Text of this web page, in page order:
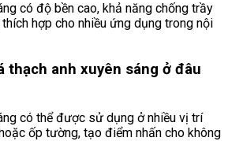
có độ bền cao, khả năng chống trầy
hợp cho nhiều ứng dụng trong nội
thạch anh xuyên sáng ở đâu
có thể được sử dụng ở nhiều vị trí
ốp tường, tạo điểm nhấn cho không